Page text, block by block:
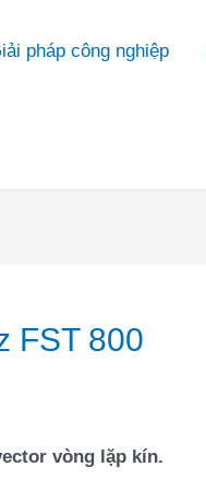
pháp công nghiệp
FST 800
vòng lặp kín.